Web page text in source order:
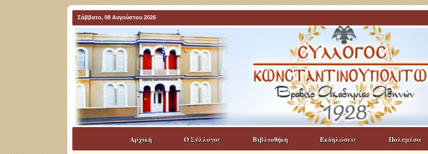
Σάββατο, 08 Αυγούστου 2026
Αρχική Ο Σύλλογος Βιβλιοθήκη Εκδηλώσεις Πολυμέσα